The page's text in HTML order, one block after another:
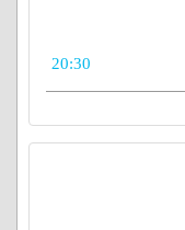
20:30